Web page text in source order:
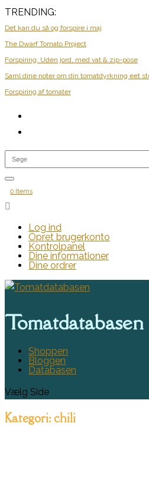
TRENDING:
Det kan du så og forspire i maj
The Dwarf Tomato Project
Forspiring: Uden jord, med vat & zip-pose
Saml dine noter om din tomatdyrkning eet
Forspiring af tomater
0 Items

Log ind
Opret brugerkonto
Kontrolpanel
Dine informationer
Dine ordrer
Tomatdatabasen
Shoppen
Bloggen
Databasen
Vælg Side
Kategori:chili